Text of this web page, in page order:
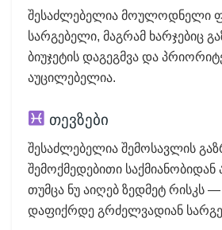
შესაძლებელია მოულოდნელი
სარგებელი, მაგრამ ხარჯებიც
ბიუჯეტის დაგეგმვა და
აუცილებელია.
თევზები
შესაძლებელია შემოსავლის
შემოქმედებითი საქმიანობიდან
თუმცა ნუ აიღებ ზედმეტ რისკს —
დაფიქრდე გრძელვადიან